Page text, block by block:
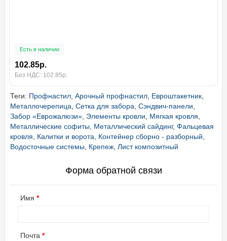
Есть в наличии
102.85р.
Без НДС: 102.85р.
Теги: Профнастил, Арочный профнастил, Евроштакетник,
Металлочерепица, Сетка для забора, Сэндвич-панели,
Забор «Еврожалюзи», Элементы кровли, Мягкая кровля,
Металлические софиты, Металлический сайдинг, Фальцевая
кровля, Калитки и ворота, Контейнер сборно - разборный,
Водосточные системы, Крепеж, Лист композитный
Форма обратной связи
Имя
Почта